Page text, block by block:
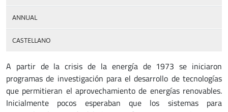
ANNUAL
CASTELLANO
A partir de la crisis de la energía de 1973 se iniciaron
programas de investigación para el desarrollo de tecnologías
que permitieran el aprovechamiento de energías renovables.
Inicialmente pocos esperaban que los sistemas para